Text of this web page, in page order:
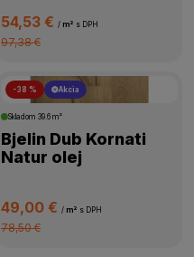
54,53 € / m² s DPH
97,38 €
-38 % Akcia
Skladom 39.6 m²
Bjelin Dub Kornati
Natur olej
49,00 € / m² s DPH
78,50 €